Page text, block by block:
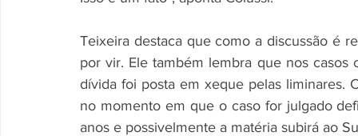
Teixeira destaca que como a discussão é
por vir. Ele também lembra que nos
dívida foi posta em xeque pelas liminares.
no momento em que o caso for julgado
anos e possivelmente a matéria subirá ao